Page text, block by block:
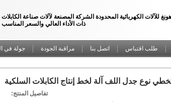
للآلات الكهربائية المحدودة الشركة المصنعة لآلات صناعة الكابلات
ذات الأداء العالي والسعر المناسب
جولة في مراقبة الجودة اتصل بنا طلب اقتباس
نوع جدل اللف آلة لخط إنتاج الكابلات السلكية
تفاصيل المنتج: